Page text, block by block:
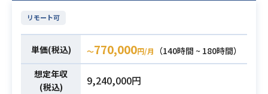
できる英語力
・高いコミュニケーションスキル
リモート可
単価(税込) 〜770,000円/月
（140時間 ~ 180時間）
想定年収
(税込)
9,240,000円